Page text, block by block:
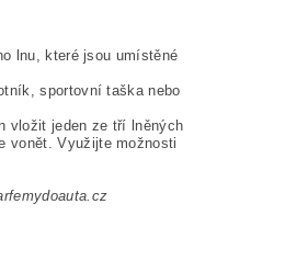
lnu, které jsou umístěné
sportovní taška nebo
vložit jeden ze tří lněných
vonět. Využijte možnosti